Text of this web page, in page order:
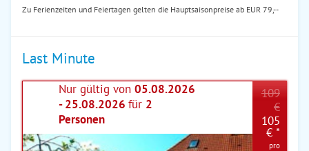
Zu Ferienzeiten und Feiertagen gelten die Hauptsaisonpreise ab EUR 79,--
Last Minute
Nur gültig von 05.08.2026
- 25.08.2026 für 2
Personen
109
€
105
€ *
pro